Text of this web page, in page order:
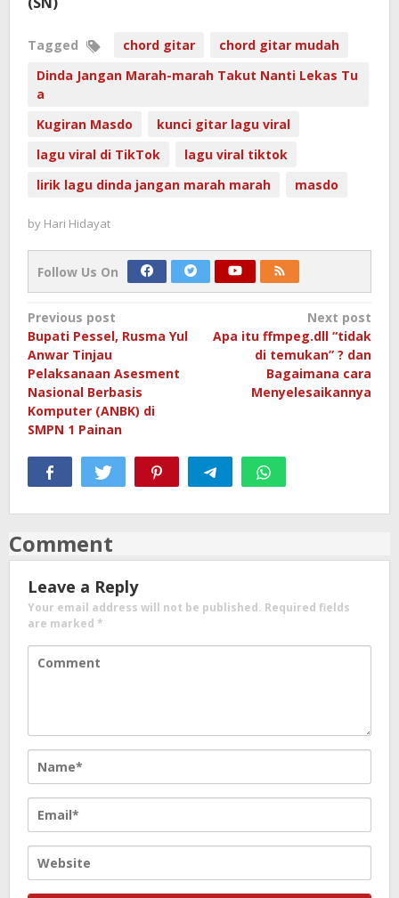
Tagged chord gitar
chord gitar mudah
Dinda Jangan Marah-marah Takut Nanti Lekas Tu
a
Kugiran Masdo
kunci gitar lagu viral
lagu viral di TikTok
lagu viral tiktok
lirik lagu dinda jangan marah marah
masdo
by Hari Hidayat
Follow Us On
Post
navigation
Previous post
Bupati Pessel, Rusma Yul
Anwar Tinjau
Pelaksanaan Asesment
Nasional Berbasis
Komputer (ANBK) di
SMPN 1 Painan
Next post
Apa itu ffmpeg.dll “tidak
di temukan” ? dan
Bagaimana cara
Menyelesaikannya
Comment
Leave a Reply
Your email address will not be published. Required fields
are marked *